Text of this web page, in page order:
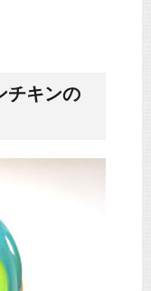
チキンの